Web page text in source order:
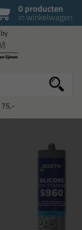
0 producten
in winkelwagen
75,-